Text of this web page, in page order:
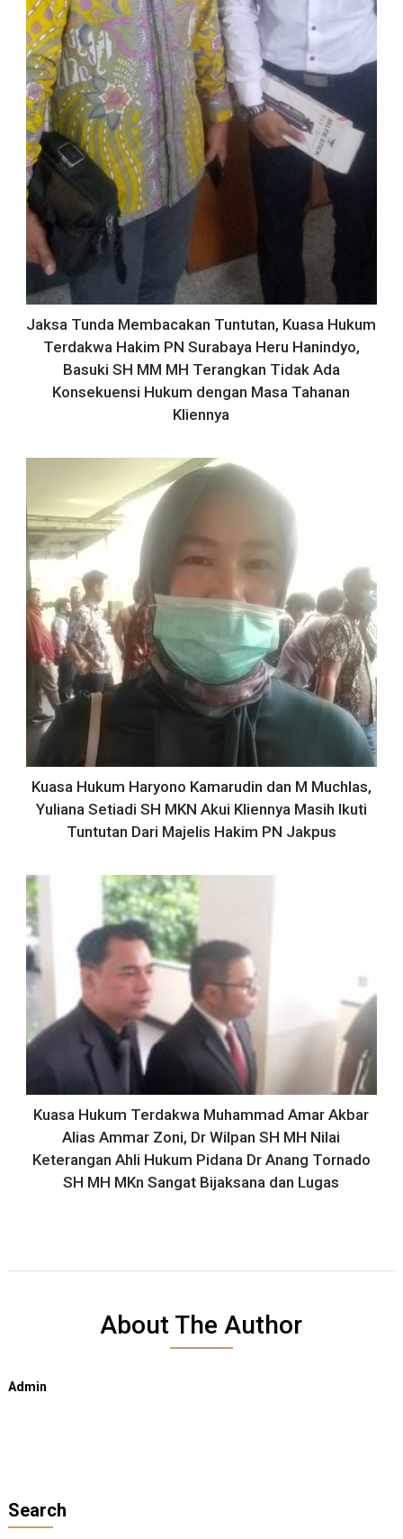
Jaksa Tunda Membacakan Tuntutan, Kuasa Hukum
Terdakwa Hakim PN Surabaya Heru Hanindyo,
Basuki SH MM MH Terangkan Tidak Ada
Konsekuensi Hukum dengan Masa Tahanan
Kliennya
Kuasa Hukum Haryono Kamarudin dan M Muchlas,
Yuliana Setiadi SH MKN Akui Kliennya Masih Ikuti
Tuntutan Dari Majelis Hakim PN Jakpus
Kuasa Hukum Terdakwa Muhammad Amar Akbar
Alias Ammar Zoni, Dr Wilpan SH MH Nilai
Keterangan Ahli Hukum Pidana Dr Anang Tornado
SH MH MKn Sangat Bijaksana dan Lugas
About The Author
Admin
Search